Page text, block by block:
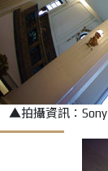
▲拍攝資訊：Sony